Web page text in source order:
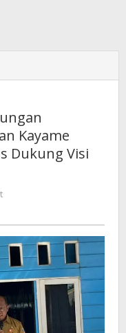
Kayame
Dukung Visi